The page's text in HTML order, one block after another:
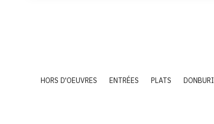
HORS D'OEUVRES ENTRÉES PLATS DONBURI